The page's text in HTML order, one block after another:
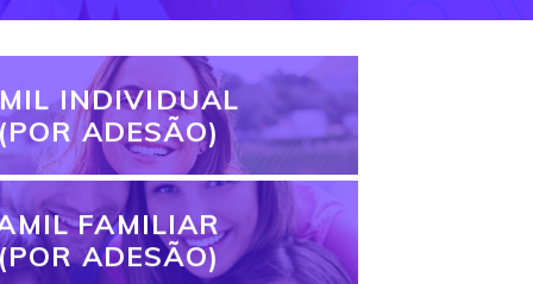
INDIVIDUAL
ADESÃO)
FAMILIAR
ADESÃO)